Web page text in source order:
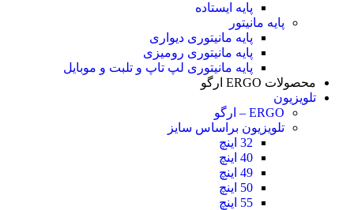
پایه ایستاده
پایه مانیتور
پایه مانیتوری دیواری
پایه مانیتوری رومیزی
پایه مانیتوری لپ تاپ و تلبت و موبایل
محصولات ERGO ارگو
تلویزیون
ERGO – ارگو
تلویزیون براساس سایز
32 اینچ
40 اینچ
49 اینچ
50 اینچ
55 اینچ